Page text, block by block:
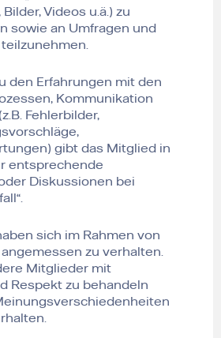
Videos u.ä.) zu
sowie an Umfragen und
den Erfahrungen mit den
Kommunikation
Fehlerbilder,
gibt das Mitglied in
entsprechende
Diskussionen bei
sich im Rahmen von
zu verhalten.
Mitglieder mit
Respekt zu behandeln